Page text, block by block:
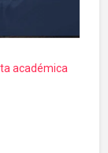
académica